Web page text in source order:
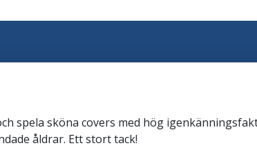
spela sköna covers med hög
åldrar. Ett stort tack!